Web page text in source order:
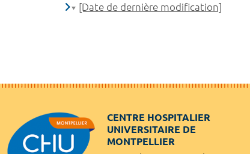
[Date de dernière modification]
CENTRE HOSPITALIER
UNIVERSITAIRE DE
MONTPELLIER